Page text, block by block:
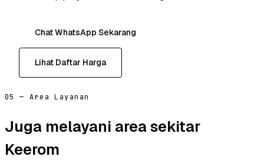
Chat WhatsApp Sekarang
Lihat Daftar Harga
05 — Area Layanan
Juga melayani area sekitar
Keerom